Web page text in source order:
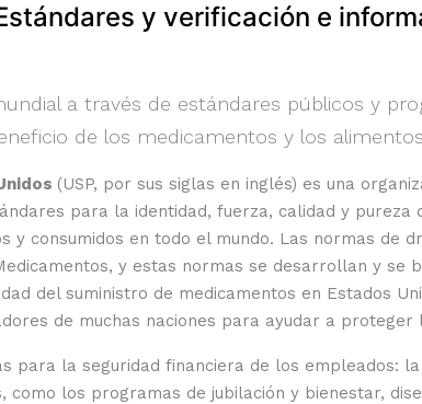
y verificación e
a través de estándares públicos y
de los medicamentos y los
(USP, por sus siglas en inglés) es una
para la identidad, fuerza, calidad y
y consumidos en todo el mundo. Las normas de
y estas normas se desarrollan y se
del suministro de medicamentos en Estados
de muchas naciones para ayudar a proteger
para la seguridad financiera de los empleados:
como los programas de jubilación y bienestar,